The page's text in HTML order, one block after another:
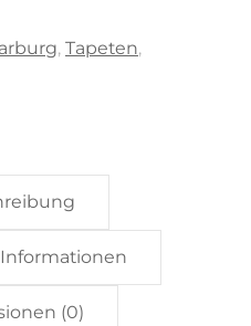
, Tapeten,
(0)